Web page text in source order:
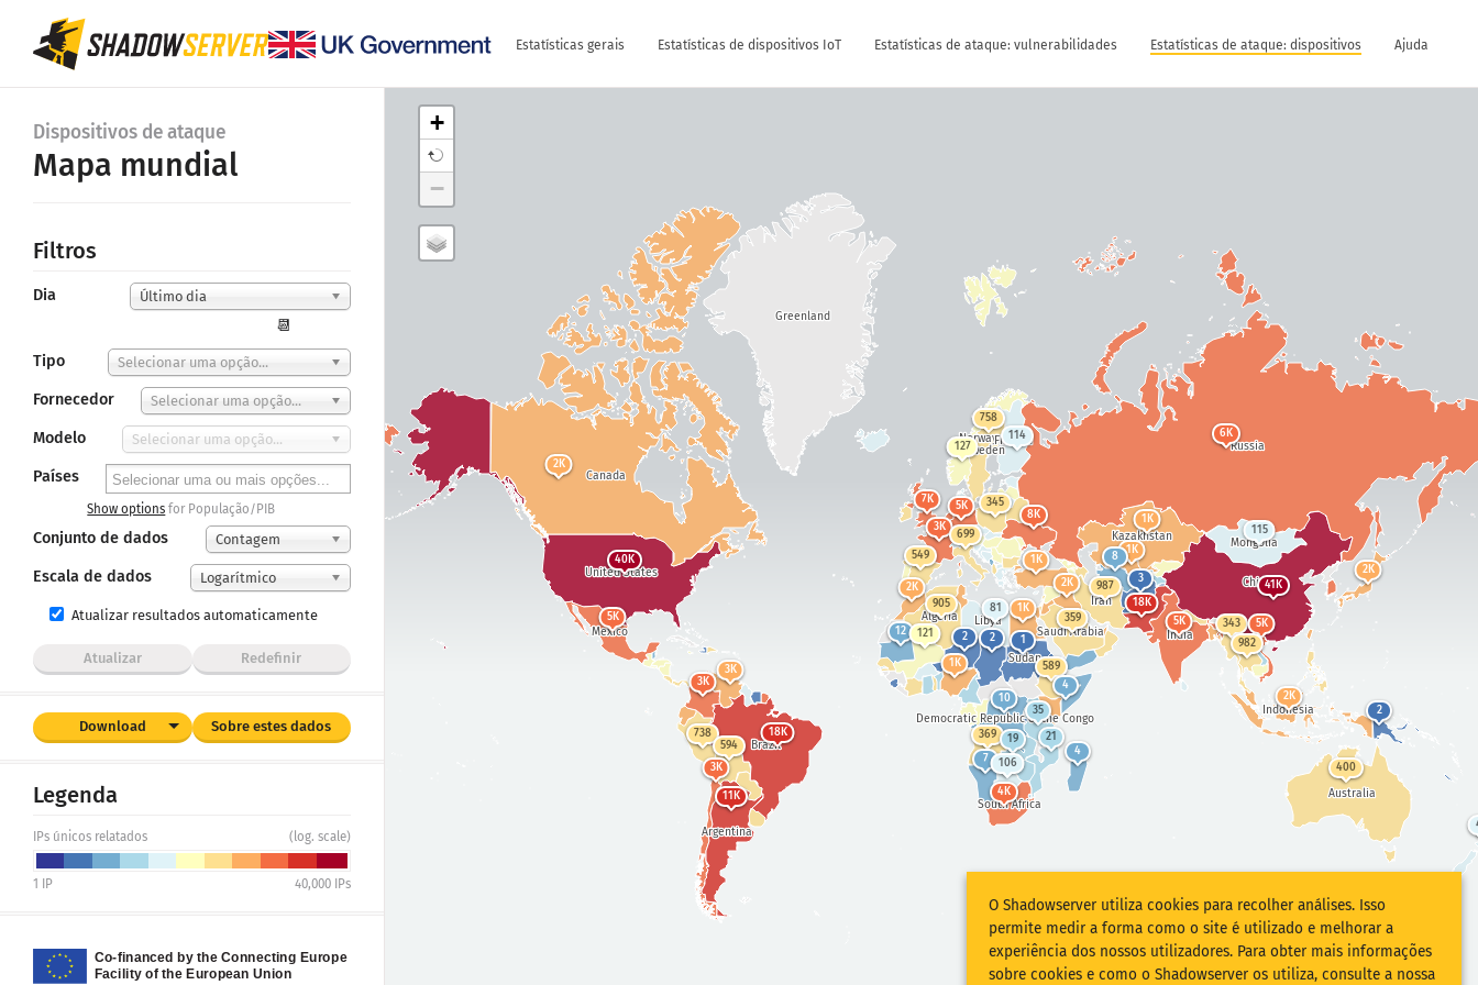
Estatísticas gerais Estatísticas de dispositivos IoT Estatísticas de ataque: vulnerabilidades Estatísticas de ataque: dispositivos Ajuda
Dispositivos de ataque
Mapa mundial
Filtros
Dia Último dia
📆
Tipo
Selecionar uma opção...
Fornecedor Selecionar uma opção...
Modelo Selecionar uma opção...
Países
Show options for População/PIB
Conjunto de dados Contagem
Escala de dados Logarítmico
Atualizar resultados automaticamente
Atualizar Redefinir
Download Sobre estes dados
Legenda
IPs únicos relatados (log. scale)
1 IP 40,000 IPs
Indonesia
Argentina
India
China
Democratic Republic of the Congo
South Africa
Kazakhstan
Brazil
Mongolia
Russia
Norway
Sweden
Finland
Libya
Sudan
Iran
Saudi Arabia
Algeria
United States
Canada
Mexico
Australia
Greenland
3
369
11K
400
594
18K
106
2K
10
3K
41K
3K
5K
905 1K
549
589
114
3K
2K
5K
2K 987
699
2K
1K
81
2K
4
121
343
115
12
5K
21
7
2
1K
127
738
2
18K
345
6K
359
1
758
4
2 982
8
1K
35
8K
7K
40K
1K
3K
5K
4K
19
+
−
O Shadowserver utiliza cookies para recolher análises. Isso
permite medir a forma como o site é utilizado e melhorar a
experiência dos nossos utilizadores. Para obter mais informações
sobre cookies e como o Shadowserver os utiliza, consulte a nossa